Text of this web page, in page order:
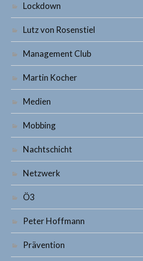
Lockdown
Lutz von Rosenstiel
Management Club
Martin Kocher
Medien
Mobbing
Nachtschicht
Netzwerk
Ö3
Peter Hoffmann
Prävention